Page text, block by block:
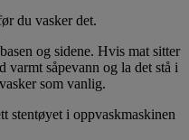
du vasker det.
og sidene. Hvis mat sitter
varmt såpevann og la det stå i
som vanlig.
stentøyet i oppvaskmaskinen